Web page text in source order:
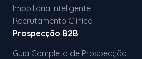
Imobiliária Inteligente
Recrutamento Clínico
Prospecção B2B
Guia Completo de Prospecção